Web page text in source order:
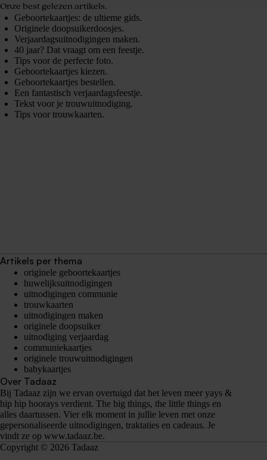
Onze best gelezen artikels.
Geboortekaartjes: de ultieme gids.
Originele doopsuikerdoosjes.
Verjaardagsuitnodigingen maken.
40 jaar? Dat vraagt om een feestje.
Tips voor de perfecte foto.
Geboortekaartjes kiezen.
Geboortekaartjes bestellen.
Een fantastisch verjaardagsfeestje.
Tekst voor je trouwuitnodiging.
Tips voor trouwkaarten.
Artikels per thema
originele geboortekaartjes
huwelijksuitnodigingen
uitnodigingen communie
trouwkaarten
uitnodigingen maken
originele doopsuiker
uitnodiging verjaardag
communiekaartjes
originele trouwuitnodigingen
babykaartjes
Over Tadaaz
Bij Tadaaz zijn we ervan overtuigd dat het leven meer yays &
hip hip hoorays verdient. The big things, the little things en
alles daartussen. Vier elk moment in jullie leven met onze
gepersonaliseerde uitnodigingen, traktaties en cadeaus. Je
vindt ze op www.tadaaz.be.
Copyright © 2026 Tadaaz